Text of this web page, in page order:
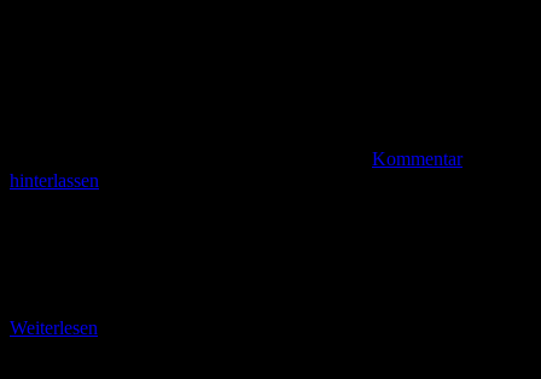
Kommentar
hinterlassen
Weiterlesen